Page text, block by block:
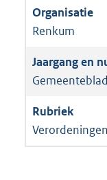
Renkum
Verordeningen